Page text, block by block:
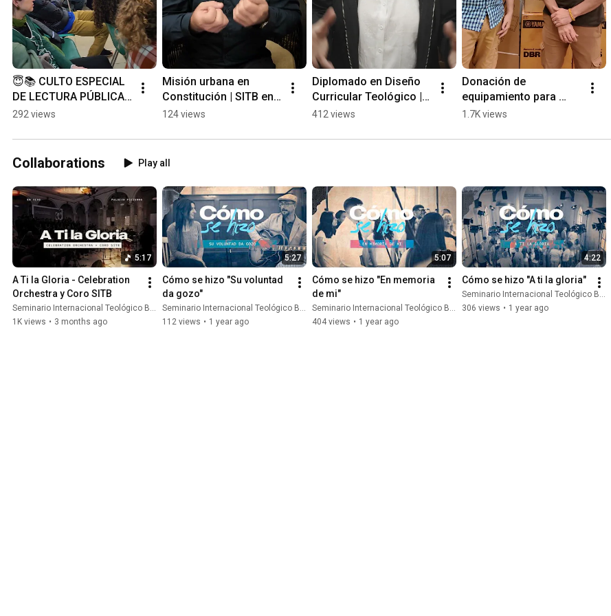
😇📚 CULTO ESPECIAL
DE LECTURA PÚBLICA
DE LA BIBLIA #biblia
#sitb
292 views
Misión urbana en
Constitución | SITB en
acción ❤️
#Servicio
#Constitucion
124 views
Diplomado en Diseño
Curricular Teológico |
100% a distancia
#Teologia #Educacion
412 views
Donación de
equipamiento para
Música | Global
SITB
1.7K views
Collaborations Play all
5:17
A Ti la Gloria - Celebration
Orchestra y Coro SITB
Seminario Internacional Teológico Bautista and 2 more
1K views • 3 months ago
5:27
Cómo se hizo "Su voluntad
da gozo"
Seminario Internacional Teológico Bautista and Marcelo Villanueva
112 views • 1 year ago
5:07
Cómo se hizo "En memoria
de mi"
Seminario Internacional Teológico Bautista and Marcelo Villanueva
404 views • 1 year ago
4:22
Cómo se hizo "A ti la gloria"
Seminario Internacional Teológico Bautista and Marcelo Villanueva
306 views • 1 year ago